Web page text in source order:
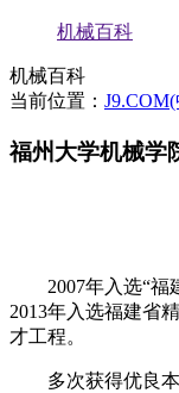
机械百科
机械百科
当前位置：
福州大学机械学
2007年入选“福建
2013年入选福建省
才工程。
多次获得优良本